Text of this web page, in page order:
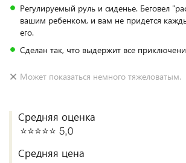
Регулируемый руль и сиденье. Беговел
вашим ребенком, и вам не придется
его.
Сделан так, что выдержит все
Может показаться немного тяжеловатым.
Средняя оценка
⭐️⭐️⭐️⭐️⭐️ 5,0
Средняя цена